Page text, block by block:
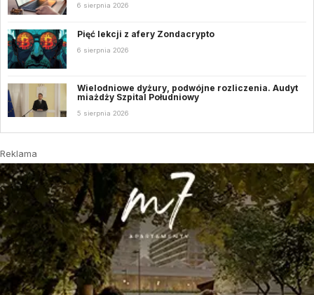
6 sierpnia 2026
Pięć lekcji z afery Zondacrypto
6 sierpnia 2026
Wielodniowe dyżury, podwójne rozliczenia. Audyt
miażdży Szpital Południowy
5 sierpnia 2026
Reklama